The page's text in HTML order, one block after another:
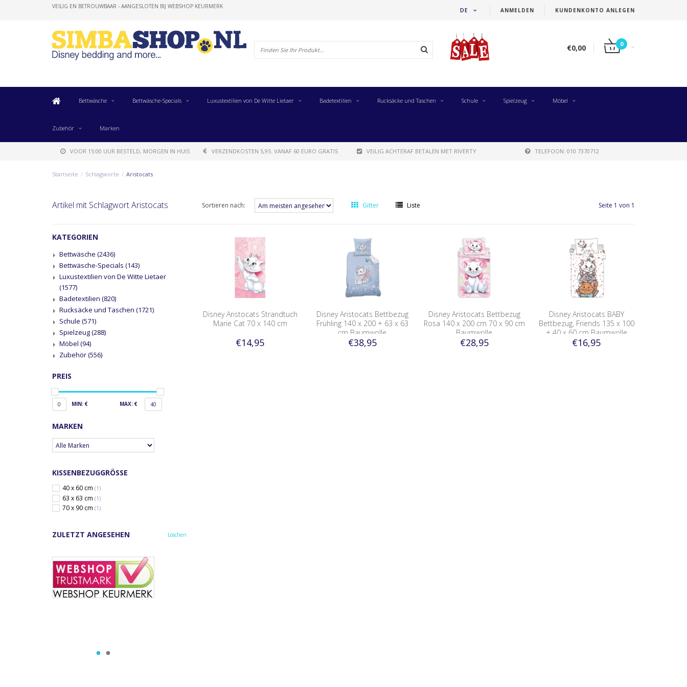
ANMELDEN KUNDENKONTO ANLEGEN
DE
VEILIG EN BETROUWBAAR - AANGESLOTEN BIJ WEBSHOP KEURMERK
€0,00 0
Bettwäsche Bettwäsche-Specials Luxustextilien von De Witte Lietaer Badetextilien Rucksäcke und Taschen Schule Spielzeug Möbel
Zubehör Marken
VOOR 15:00 UUR BESTELD, MORGEN IN HUIS VERZENDKOSTEN 5,95. VANAF 60 EURO GRATIS VEILIG ACHTERAF BETALEN MET RIVERTY TELEFOON: 010 7370712
Startseite / Schlagworte / Aristocats
Artikel mit Schlagwort Aristocats Sortieren nach: Gitter Liste Seite 1 von 1
KATEGORIEN
Bettwäsche (2436)
Bettwäsche-Specials (143)
Luxustextilien von De Witte Lietaer
(1577)
Badetextilien (820)
Rucksäcke und Taschen (1721)
Schule (571)
Spielzeug(288)
Möbel (94)
Zubehör(556)
PREIS
0 MIN: € MAX: € 40
MARKEN
KISSENBEZUGGRÖSSE
40 x 60 cm (1)
63 x 63 cm (1)
70 x 90 cm (1)
ZULETZT ANGESEHEN Löschen
Disney Aristocats Strandtuch
Marie Cat 70 x 140 cm
€14,95
Disney Aristocats Bettbezug
Frühling 140 x 200 + 63 x 63
cm Baumwolle
€38,95
Disney Aristocats Bettbezug
Rosa 140 x 200 cm 70 x 90 cm
Baumwolle
€28,95
Disney Aristocats BABY
Bettbezug, Friends 135 x 100
+ 40 x 60 cm Baumwolle
€16,95